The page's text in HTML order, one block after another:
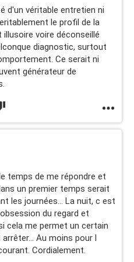
d'un véritable entretien ni
le profil de la
voire déconseillé
diagnostic, surtout
Ce serait ni
générateur de
temps de me répondre et
un premier temps serait
les journées... La nuit, c est
du regard et
cela me permet un certain
Au moins pour l
Cordialement.